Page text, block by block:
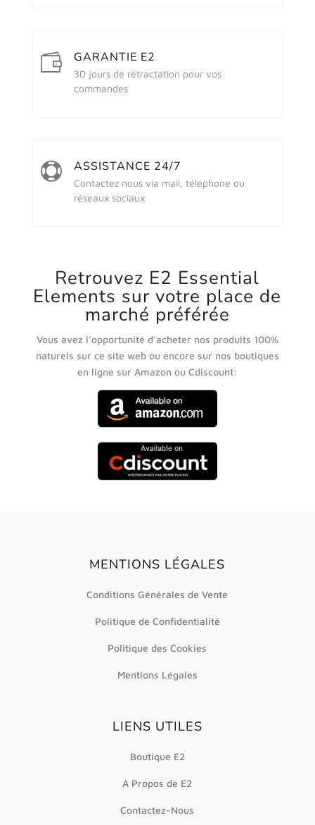
 GARANTIE E2
30 jours de rétractation pour vos
commandes
 ASSISTANCE 24/7
Contactez nous via mail, téléphone ou
réseaux sociaux
Retrouvez E2 Essential
Elements sur votre place de
marché préférée
Vous avez l’opportunité d’acheter nos produits 100%
naturels sur ce site web ou encore sur nos boutiques
en ligne sur Amazon ou Cdiscount:
MENTIONS LÉGALES
Conditions Générales de Vente
Politique de Confidentialité
Politique des Cookies
Mentions Légales
LIENS UTILES
Boutique E2
A Propos de E2
Contactez-Nous